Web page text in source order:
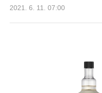
2021. 6. 11. 07:00